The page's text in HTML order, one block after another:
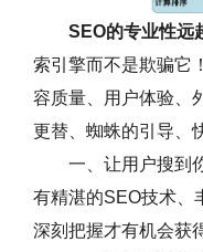
SEO的专业性远
索引擎而不是欺骗它
容质量、用户体验、
更替、蜘蛛的引导、
一、让用户搜到
有精湛的SEO技术、
深刻把握才有机会获